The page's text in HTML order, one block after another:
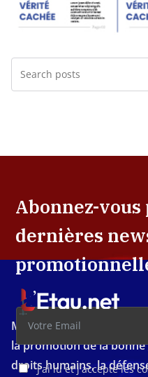
Abonnez-
dernières
J'ai lu et j'accepte les
Média d'investigation
la promotion de la
droits humains, la